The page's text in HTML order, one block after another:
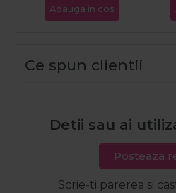
Adauga in cos
Ce spun clientii
Detii sau ai
Posteaza
Scrie-ti parerea si